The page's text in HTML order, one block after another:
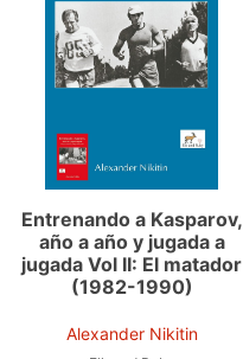
Entrenando a Kasparov,
año a año y jugada a
jugada Vol II: El matador
(1982-1990)
Alexander Nikitin